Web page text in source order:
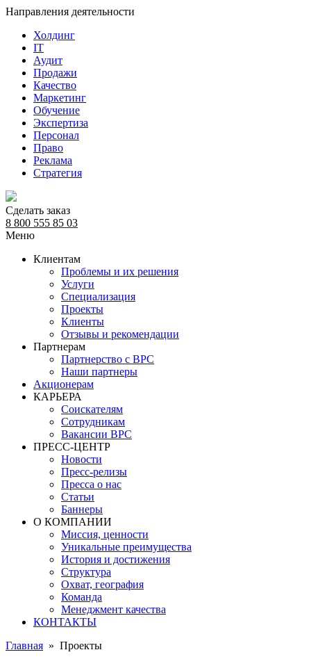
Направления деятельности
Холдинг
IT
Аудит
Продажи
Качество
Маркетинг
Обучение
Экспертиза
Персонал
Право
Реклама
Стратегия
Сделать заказ
8 800 555 85 03
Меню
Клиентам
Проблемы и их решения
Услуги
Специализация
Проекты
Клиенты
Отзывы и рекомендации
Партнерам
Партнерство с BPC
Наши партнеры
Акционерам
КАРЬЕРА
Соискателям
Сотрудникам
Вакансии BPC
ПРЕСС-ЦЕНТР
Новости
Пресс-релизы
Пресса о нас
Статьи
Баннеры
О КОМПАНИИ
Миссия, ценности
Уникальные преимущества
История и достижения
Структура
Охват, география
Команда
Менеджмент качества
КОНТАКТЫ
Главная » Проекты